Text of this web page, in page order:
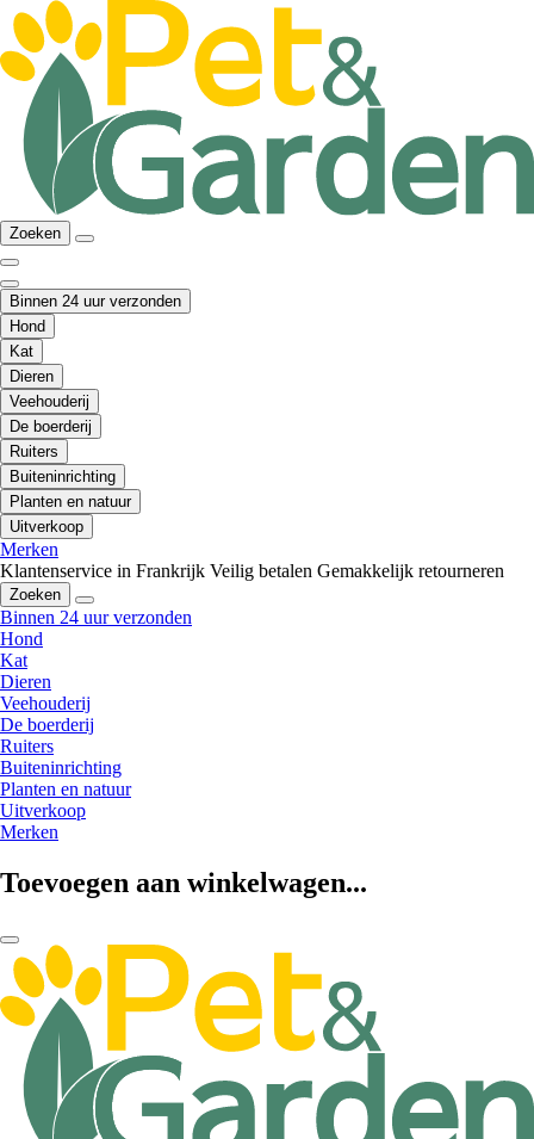
Zoeken
Binnen 24 uur verzonden
Hond
Kat
Dieren
Veehouderij
De boerderij
Ruiters
Buiteninrichting
Planten en natuur
Uitverkoop
Merken
Klantenservice in Frankrijk Veilig betalen Gemakkelijk retourneren
Zoeken
Binnen 24 uur verzonden
Hond
Kat
Dieren
Veehouderij
De boerderij
Ruiters
Buiteninrichting
Planten en natuur
Uitverkoop
Merken
Toevoegen aan winkelwagen...